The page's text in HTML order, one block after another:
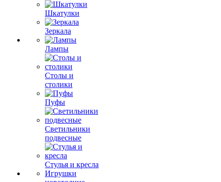
Шкатулки
Зеркала
Лампы
Столы и
столики
Пуфы
Светильники
подвесные
Стулья и кресла
Игрушки